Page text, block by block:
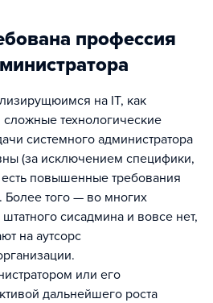
профессия
на IT, как
технологические
системного администратора
(за исключением специфики,
повышенные требования
того — во многих
сисадмина и вовсе нет,
на аутсорс
или его
дальнейшего роста